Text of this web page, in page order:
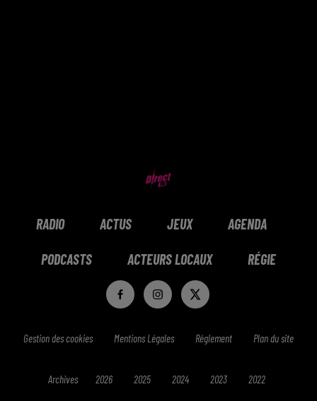
RADIO ACTUS JEUX AGENDA
PODCASTS ACTEURS LOCAUX RÉGIE
Gestion des cookies Mentions Légales Réglement Plan du site
Archives 2026 2025 2024 2023 2022